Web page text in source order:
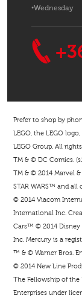
Wednesday
Prefer to shop by
LEGO, the LEGO
LEGO Group. All
TM & © DC Comics.
TM & © 2014 Marvel &
STAR WARS™ and all
© 2014 Viacom
International Inc.
Cars™ © 2014 Disney
Inc. Mercury is a
™ & © Warner Bros.
© 2014 New Line
The Fellowship of the
Enterprises under